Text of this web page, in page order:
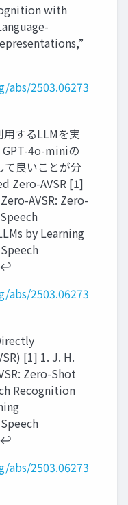
with
abs/2503.06273
するLLMを実
GPT-4o-miniの
良いことが分
Zero-AVSR [1]
AVSR: Zero-
by Learning
↩︎
abs/2503.06273
[1] 1. J. H.
Zero-Shot
Recognition
↩︎
abs/2503.06273